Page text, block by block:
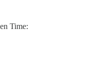
Time: